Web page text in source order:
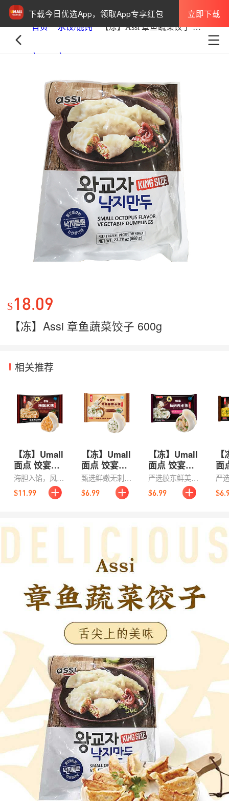
下载今日优选App，领取App专享红包 立即下载
首页 水饺/馄饨 【冻】Assi 章鱼蔬菜饺子 600g
$18.09
【冻】Assi 章鱼蔬菜饺子 600g
相关推荐
【冻】Umall
面点 饺宴天
下系列 纯手
工海胆水饺
500g
海胆入馅，风味
独特，海鲜气息
更加鲜明，是想
款。Umall面点
饺宴天下系列纯
手工包制，适合
家庭正餐、朋友
特色主食分享。
$11.99
【冻】Umall
面点 饺宴天
下系列 纯手
工刀鱼荠菜
水饺 500g
甄选鲜嫩无刺刀
鱼肉，融合当季
清香芥菜，手工
1.5mm薄皮大
无需解冻快速煮
熟，一口咬下满
嘴鲜香爆汁，全
家共享的精致家
常美滋味！
$6.99
【冻】Umall
面点 饺宴天
下系列 纯手
工蛤蜊肉水
饺 500g
严选胶东鲜美大
蛤蜊，搭配鲜切
猪肉与提鲜小
裹超65%满溢馅
爆汁！急速锁
速煮熟，轻松享
用正宗地道海
味。
$6.99
面
下
饺
严
肉
手
大
下